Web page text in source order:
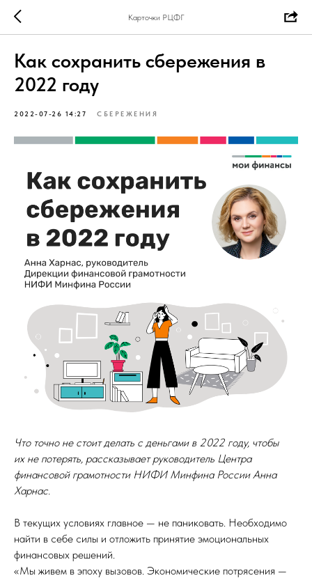
Карточки РЦФГ
Как сохранить сбережения в
2022 году
2022-07-26 14:27 СБЕРЕЖЕНИЯ
Что точно не стоит делать с деньгами в 2022 году, чтобы
их не потерять, рассказывает руководитель Центра
финансовой грамотности НИФИ Минфина России Анна
Харнас.
В текущих условиях главное — не паниковать. Необходимо
найти в себе силы и отложить принятие эмоциональных
финансовых решений.
«Мы живем в эпоху вызовов. Экономические потрясения —